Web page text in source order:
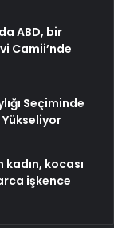
ABD, bir
Camii’nde
Seçiminde
kocası
işkence